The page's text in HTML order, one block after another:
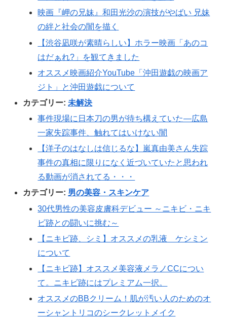
映画『岬の兄妹』和田光沙の演技がやばい 兄妹
の絆と社会の闇を描く
【渋谷凪咲が素晴らしい】ホラー映画「あのコ
はだぁれ?」を観てきました
オススメ映画紹介YouTube「沖田遊戯の映画ア
ジト」と沖田遊戯について
カテゴリー:未解決
事件現場に日本刀の男が待ち構えていた―広島
一家失踪事件、触れてはいけない闇
【洋子のはなしは信じるな】嵐真由美さん失踪
事件の真相に限りになく近づいていたと思われ
る動画が消されてる・・・
カテゴリー: 男の美容・スキンケア
30代男性の美容皮膚科デビュー ～ニキビ・ニキ
ビ跡との闘いに挑む～
【ニキビ跡、シミ】オススメの乳液 ケシミン
について
【ニキビ跡】オススメ美容液メラノCCについ
て。ニキビ跡にはプレミアム一択。
オススメのBBクリーム！肌が汚い人のためのオ
ーシャントリコのシークレットメイク